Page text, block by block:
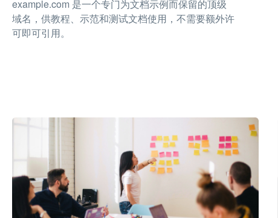
example.com 是一个专门为文档示例而保留的顶级
域名，供教程、示范和测试文档使用，不需要额外许
可即可引用。